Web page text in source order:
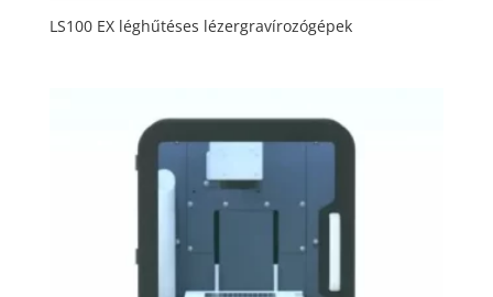
LS100 EX léghűtéses lézergravírozógépek